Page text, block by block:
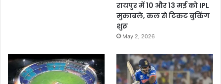
रायपुर में 10 और 13 मई को IPL
मुकाबले, कल से टिकट बुकिंग
शुरू
May 2, 2026